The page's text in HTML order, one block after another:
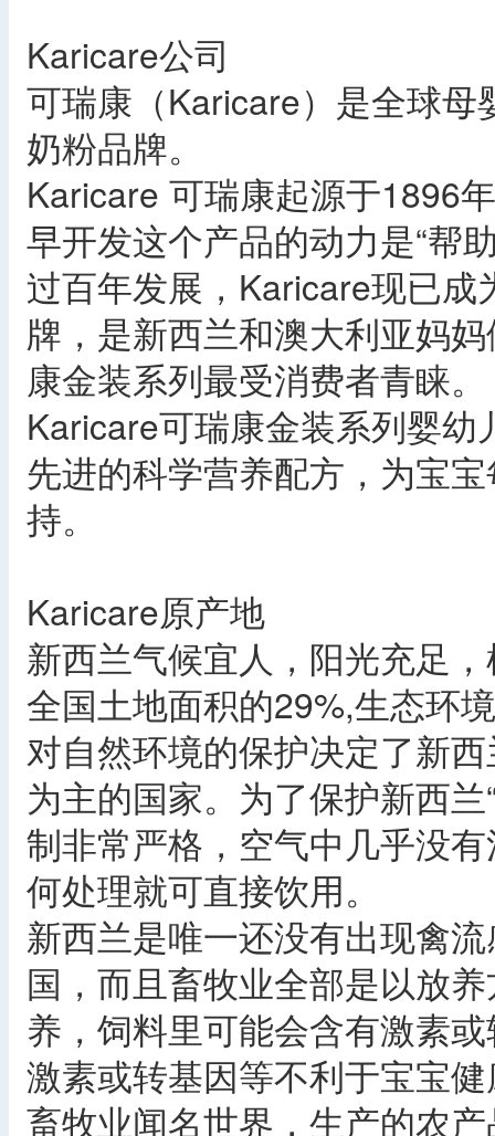
Karicare公司
可瑞康（Karicare）是全球
奶粉品牌。
Karicare 可瑞康起源于1896
早开发这个产品的动力是“帮
过百年发展，Karicare现已
牌，是新西兰和澳大利亚妈
康金装系列最受消费者青睐。
Karicare可瑞康金装系列婴
先进的科学营养配方，为宝
持。
Karicare原产地
新西兰气候宜人，阳光充足
全国土地面积的29%,生态环
对自然环境的保护决定了新
为主的国家。为了保护新西
制非常严格，空气中几乎没
何处理就可直接饮用。
新西兰是唯一还没有出现禽
国，而且畜牧业全部是以放
养，饲料里可能会含有激素
激素或转基因等不利于宝宝
畜牧业闻名世界，生产的农